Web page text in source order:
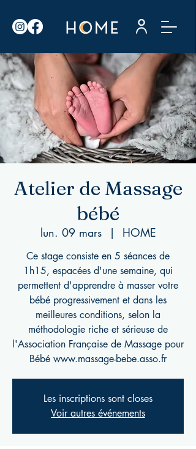
Atelier de Massage
bébé
lun. 09 mars
  |
HOME
Ce stage consiste en 5 séances de
1h15, espacées d'une semaine, qui
permettent d'apprendre à masser votre
bébé progressivement et dans les
meilleures conditions, selon la
méthodologie riche et sérieuse de
l'Association Française de Massage pour
Bébé www.massage-bebe.asso.fr
Les inscriptions sont closes
Voir autres événements